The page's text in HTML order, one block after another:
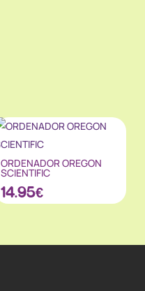
ORDENADOR OREGON
SCIENTIFIC
14.95€